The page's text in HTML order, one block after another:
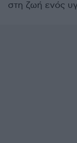
στη ζωή ενός